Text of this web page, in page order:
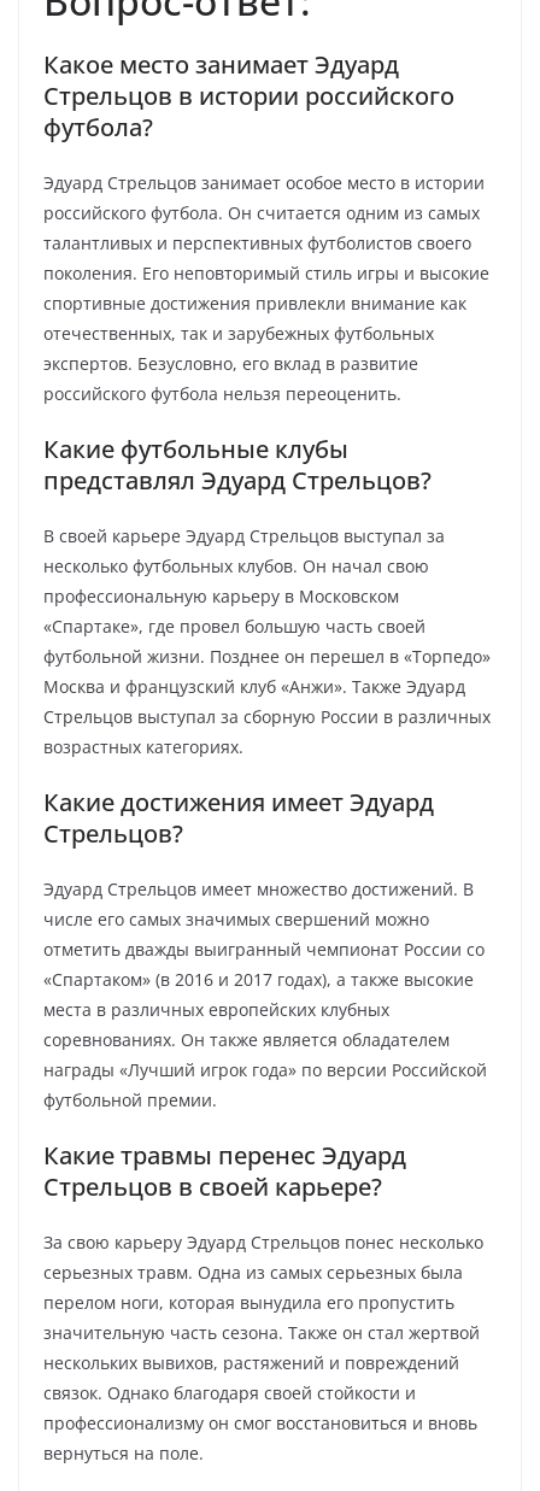
Какое место занимает Эдуард
Стрельцов в истории российского
футбола?
Эдуард Стрельцов занимает особое место в истории
российского футбола. Он считается одним из самых
талантливых и перспективных футболистов своего
поколения. Его неповторимый стиль игры и высокие
спортивные достижения привлекли внимание как
отечественных, так и зарубежных футбольных
экспертов. Безусловно, его вклад в развитие
российского футбола нельзя переоценить.
Какие футбольные клубы
представлял Эдуард Стрельцов?
В своей карьере Эдуард Стрельцов выступал за
несколько футбольных клубов. Он начал свою
профессиональную карьеру в Московском
«Спартаке», где провел большую часть своей
футбольной жизни. Позднее он перешел в «Торпедо»
Москва и французский клуб «Анжи». Также Эдуард
Стрельцов выступал за сборную России в различных
возрастных категориях.
Какие достижения имеет Эдуард
Стрельцов?
Эдуард Стрельцов имеет множество достижений. В
числе его самых значимых свершений можно
отметить дважды выигранный чемпионат России со
«Спартаком» (в 2016 и 2017 годах), а также высокие
места в различных европейских клубных
соревнованиях. Он также является обладателем
награды «Лучший игрок года» по версии Российской
футбольной премии.
Какие травмы перенес Эдуард
Стрельцов в своей карьере?
За свою карьеру Эдуард Стрельцов понес несколько
серьезных травм. Одна из самых серьезных была
перелом ноги, которая вынудила его пропустить
значительную часть сезона. Также он стал жертвой
нескольких вывихов, растяжений и повреждений
связок. Однако благодаря своей стойкости и
профессионализму он смог восстановиться и вновь
вернуться на поле.